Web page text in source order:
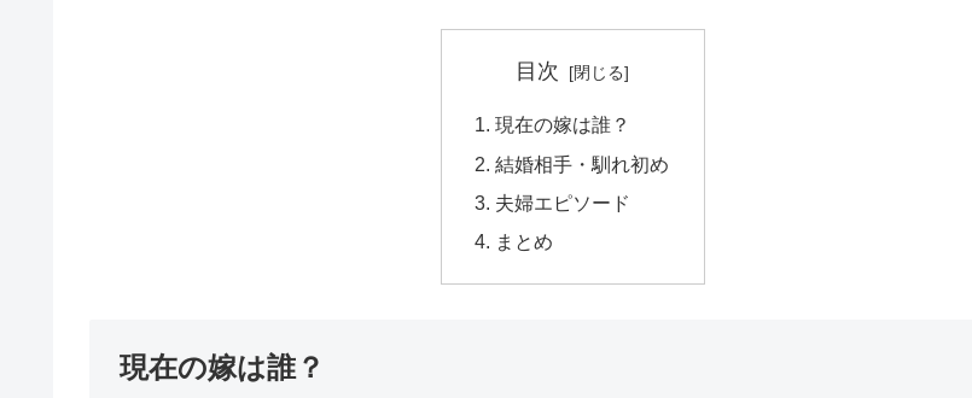
目次
現在の嫁は誰？
結婚相手・馴れ初め
夫婦エピソード
まとめ
現在の嫁は誰？